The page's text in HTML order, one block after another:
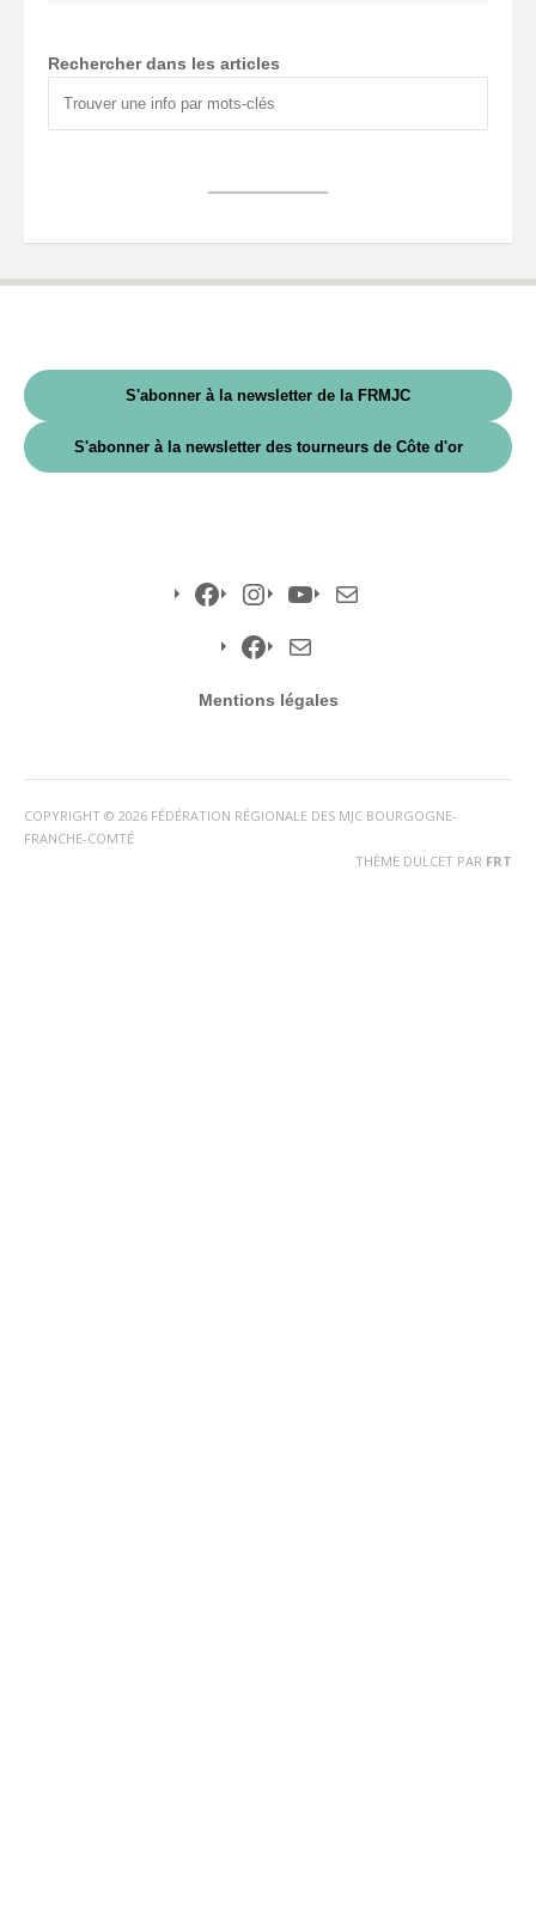
Rechercher dans les articles
S'abonner à la newsletter de la FRMJC
S'abonner à la newsletter des tourneurs de Côte d'or
Mentions légales
COPYRIGHT © 2026 FÉDÉRATION RÉGIONALE DES MJC BOURGOGNE-
FRANCHE-COMTÉ
THÈME DULCET PAR FRT